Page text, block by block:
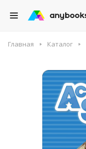
Главная Каталог